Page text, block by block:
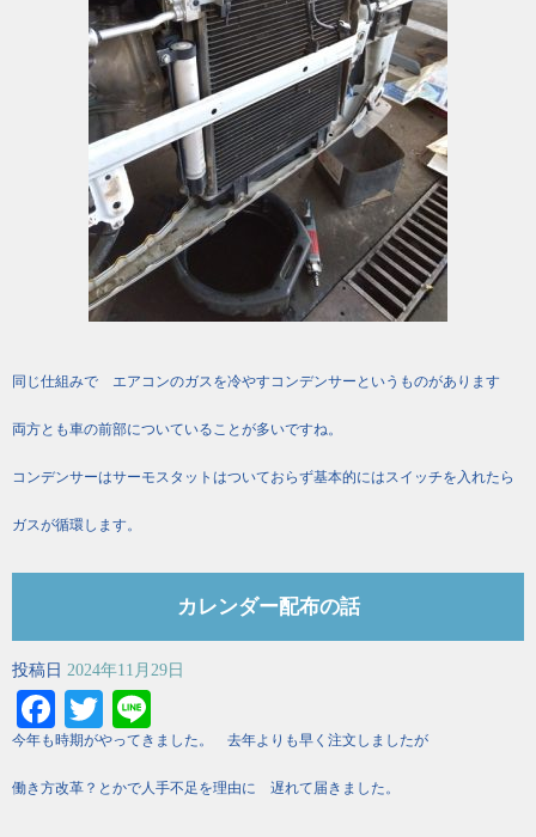
同じ仕組みで エアコンのガスを冷やすコンデンサーというものがあります
両方とも車の前部についていることが多いですね。
コンデンサーはサーモスタットはついておらず基本的にはスイッチを入れたら
ガスが循環します。
カレンダー配布の話
投稿日 2024年11月29日
Facebook
Twitter
今年も時期がやってきました。 去年よりも早く注文しましたが
働き方改革？とかで人手不足を理由に 遅れて届きました。